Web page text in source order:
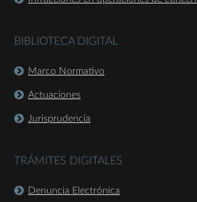
BIBLIOTECA DIGITAL
Marco Normativo
Actuaciones
Jurisprudencia
TRÁMITES DIGITALES
Denuncia Electrónica